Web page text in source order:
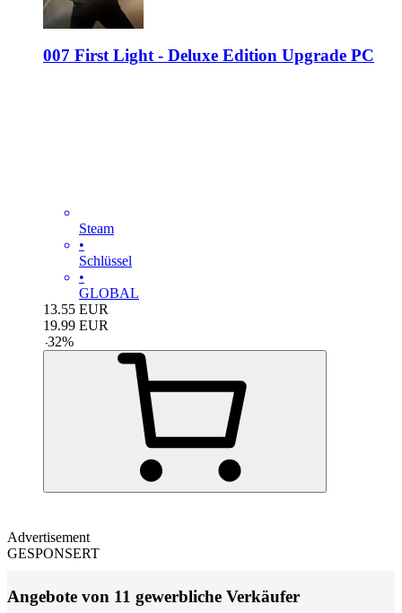
007 First Light - Deluxe Edition Upgrade PC
Steam
•
Schlüssel
•
GLOBAL
13.55 EUR
19.99 EUR
-32%
Advertisement
GESPONSERT
Angebote von 11 gewerbliche Verkäufer